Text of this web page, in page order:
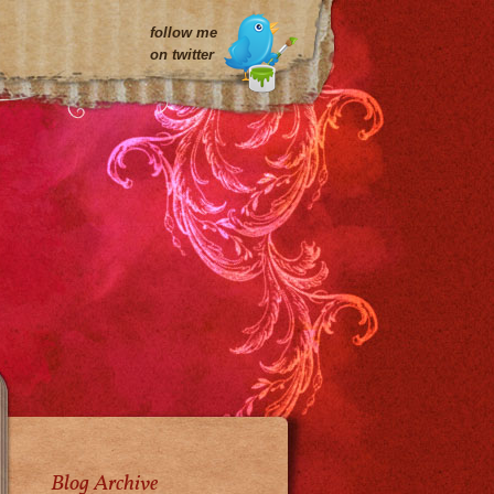
follow me
on twitter
Blog Archive